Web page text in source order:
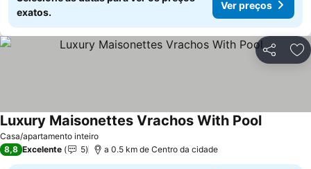
exatos.
Ver preços
Partilhar
Casa/apartamento inteiro
Luxury Maisonettes Vrachos With Pool
8,8 Excelente 5 a 0.5 km de Centro da cidade